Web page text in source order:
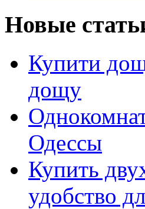
Новые
Купити
дощу
Одессы
Купить
удобство